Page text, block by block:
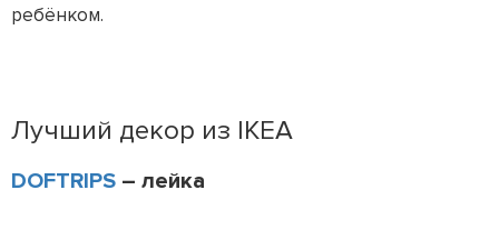
ребёнком.
Лучший декор из IKEA
DOFTRIPS – лейка